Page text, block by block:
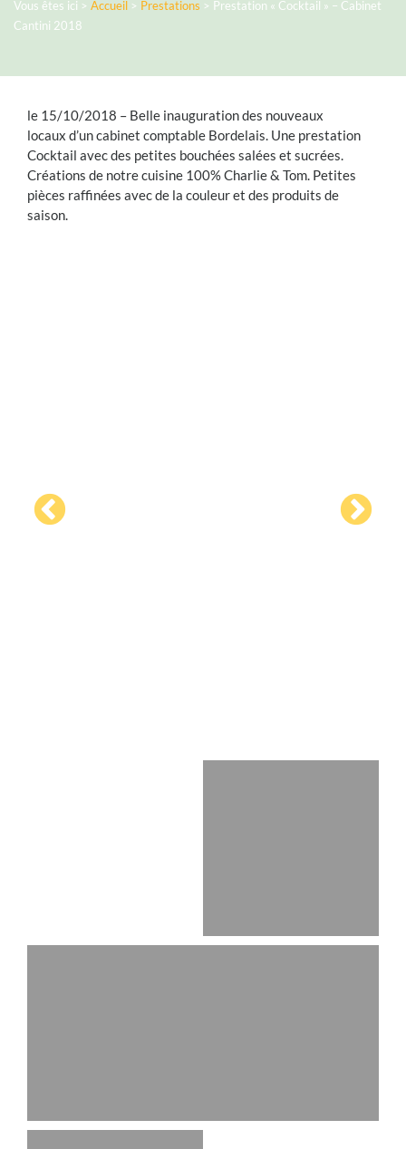
Vous êtes ici > Accueil > Prestations > Prestation « Cocktail » – Cabinet
Cantini 2018
le 15/10/2018 – Belle inauguration des nouveaux
locaux d’un cabinet comptable Bordelais. Une prestation
Cocktail avec des petites bouchées salées et sucrées.
Créations de notre cuisine 100% Charlie & Tom. Petites
pièces raffinées avec de la couleur et des produits de
saison.